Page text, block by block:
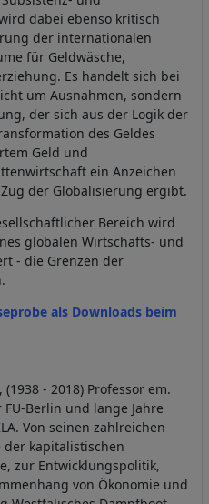
dabei ebenso kritisch
der internationalen
für Geldwäsche,
Es handelt sich bei
um Ausnahmen, sondern
der sich aus der Logik der
des Geldes
Geld und
ein Anzeichen
der Globalisierung ergibt.
Bereich wird
globalen Wirtschafts- und
- die Grenzen der
als Downloads beim
(1938 - 2018) Professor em.
Berlin und lange Jahre
Von seinen zahlreichen
kapitalistischen
zur Entwicklungspolitik,
von Ökonomie und